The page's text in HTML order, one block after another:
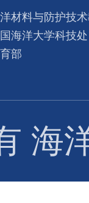
材料与防护技
海洋大学科技处
部
海